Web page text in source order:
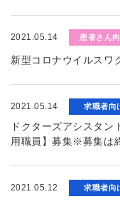
2021.05.14 患者さん
新型コロナウイルスワ
2021.05.14 求職者向
ドクターズアシスタ
用職員】募集※募集は
2021.05.12 求職者向